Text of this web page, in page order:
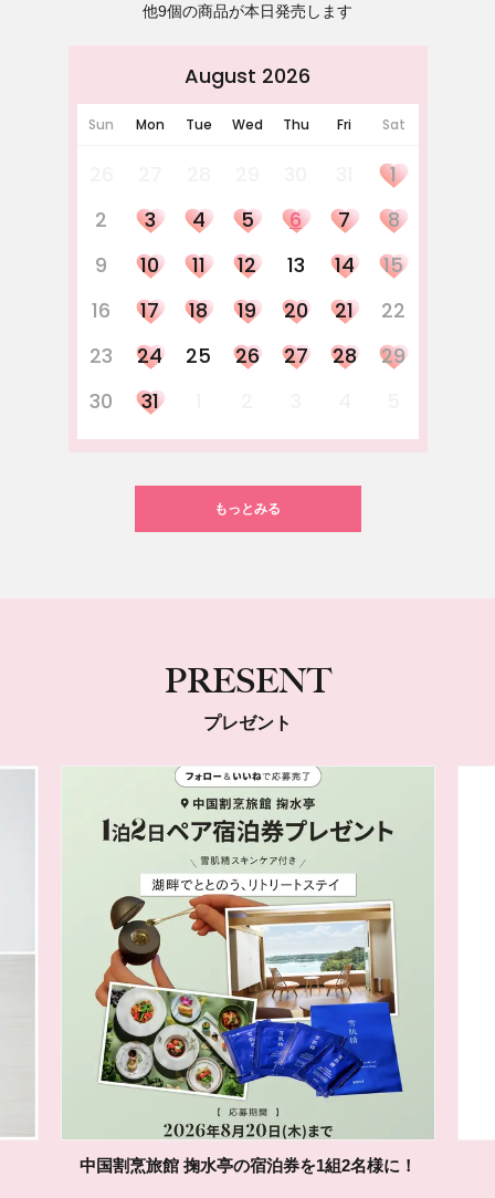
他9個の商品が本日発売します
August 2026
Sun Mon Tue Wed Thu Fri Sat
1
2
3 4 5 6 7
8
9
10 11 12 13 14
15
16
17 18 19 20 21
22
23
24 25 26 27 28
29
30
31
もっとみる
PRESENT
プレゼント
中国割烹旅館 掬水亭の宿泊券を1組2名様に！